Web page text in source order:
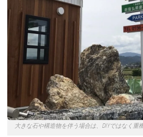
大きな石や構造物を伴う場合は、DIYではなく重